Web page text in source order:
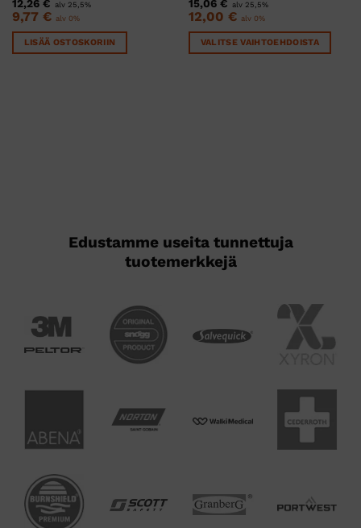
12,26 € alv 25,5%
9,77 € alv 0%
LISÄÄ OSTOSKORIIN
15,06 € alv 25,5%
12,00 € alv 0%
VALITSE VAIHTOEHDOISTA
Edustamme useita tunnettuja
tuotemerkkejä